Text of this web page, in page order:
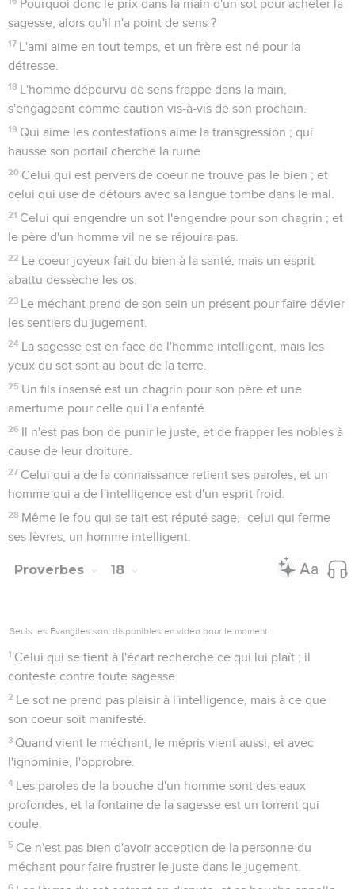
Pourquoi donc le prix dans la main d'un sot pour acheter la
sagesse, alors qu'il n'a point de sens ?
17 L'ami aime en tout temps, et un frère est né pour la
détresse.
18 L'homme dépourvu de sens frappe dans la main,
s'engageant comme caution vis-à-vis de son prochain.
19 Qui aime les contestations aime la transgression ; qui
hausse son portail cherche la ruine.
20 Celui qui est pervers de coeur ne trouve pas le bien ; et
celui qui use de détours avec sa langue tombe dans le mal.
21 Celui qui engendre un sot l'engendre pour son chagrin ; et
le père d'un homme vil ne se réjouira pas.
22 Le coeur joyeux fait du bien à la santé, mais un esprit
abattu dessèche les os.
23 Le méchant prend de son sein un présent pour faire dévier
les sentiers du jugement.
24 La sagesse est en face de l'homme intelligent, mais les
yeux du sot sont au bout de la terre.
25 Un fils insensé est un chagrin pour son père et une
amertume pour celle qui l'a enfanté.
26 Il n'est pas bon de punir le juste, et de frapper les nobles à
cause de leur droiture.
27 Celui qui a de la connaissance retient ses paroles, et un
homme qui a de l'intelligence est d'un esprit froid.
28 Même le fou qui se tait est réputé sage, -celui qui ferme
ses lèvres, un homme intelligent.
Proverbes 18
Seuls les Évangiles sont disponibles en vidéo pour le moment.
1 Celui qui se tient à l'écart recherche ce qui lui plaît ; il
conteste contre toute sagesse.
2 Le sot ne prend pas plaisir à l'intelligence, mais à ce que
son coeur soit manifesté.
3 Quand vient le méchant, le mépris vient aussi, et avec
l'ignominie, l'opprobre.
4 Les paroles de la bouche d'un homme sont des eaux
profondes, et la fontaine de la sagesse est un torrent qui
coule.
5 Ce n'est pas bien d'avoir acception de la personne du
méchant pour faire frustrer le juste dans le jugement.
6